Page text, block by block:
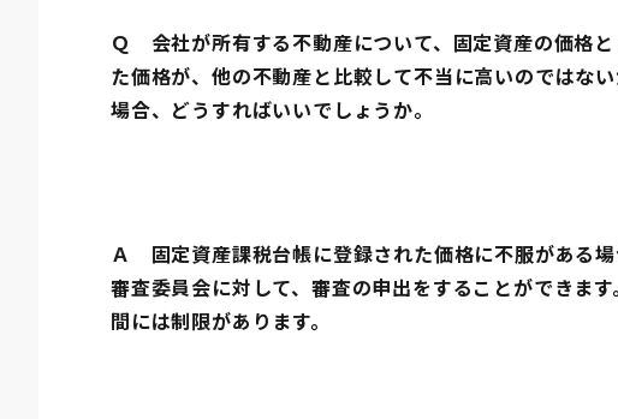
Ｑ 会社が所有する不動産について、固定資産の価格
た価格が、他の不動産と比較して不当に高いのではな
場合、どうすればいいでしょうか。
Ａ 固定資産課税台帳に登録された価格に不服がある
審査委員会に対して、審査の申出をすることができま
間には制限があります。